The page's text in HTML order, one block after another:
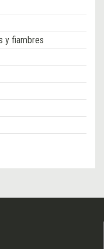
y fiambres